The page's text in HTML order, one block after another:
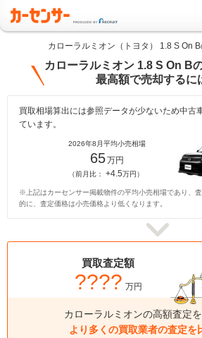
カローラルミオン（トヨタ） 1.8 S On
カローラルミオン 1.8 S On B
最高額で売却するに
買取相場算出には参照データが少ないため中古
ています。
2026年8月平均小売相場
65万円
（前月比： +4.5万円）
※上記はカーセンサー掲載物件の平均小売相場であり、
的に、査定価格は小売価格より低くなります。
買取査定額
???? 万円
カローラルミオンの高額査定を
より多くの買取業者の査定を